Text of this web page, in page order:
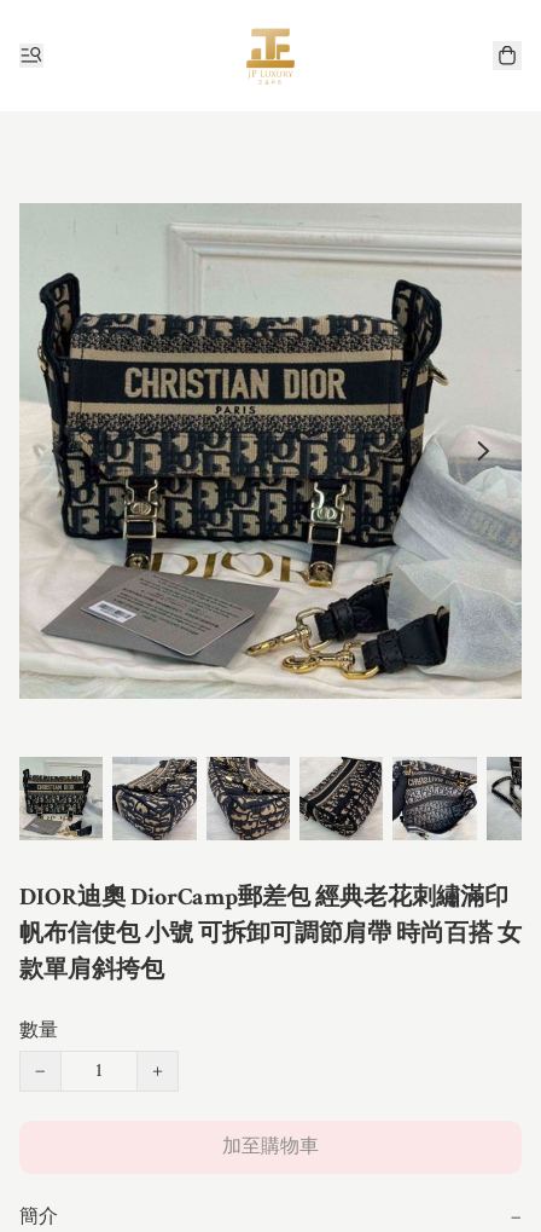
DIOR迪奧 DiorCamp郵差包 經典老花刺繡滿印
帆布信使包 小號 可拆卸可調節肩帶 時尚百搭 女
款單肩斜挎包
數量
−
+
加至購物車
簡介 −